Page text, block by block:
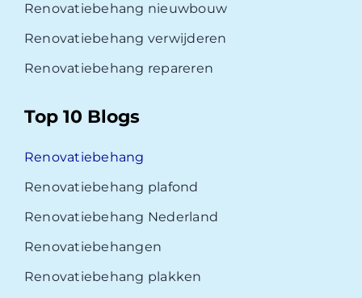
Renovatiebehang nieuwbouw
Renovatiebehang verwijderen
Renovatiebehang repareren
Top 10 Blogs
Renovatiebehang
Renovatiebehang plafond
Renovatiebehang Nederland
Renovatiebehangen
Renovatiebehang plakken